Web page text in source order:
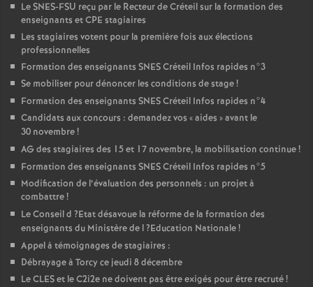
LeSNES-FSU reçu par le Recteur de Créteil sur la formation des
enseignants etCPE stagiaires
Les stagiaires votent pour la première fois aux élections
professionnelles
Formation des enseignants SNESCréteil Infos rapides n°3
Se mobiliser pour dénoncer les conditions de stage!
Formation des enseignants SNESCréteil Infos rapides n°4
Candidats aux concours : demandez vos «aides » avant le
30 novembre!
AG des stagiaires des 15 et 17 novembre, la mobilisation continue!
Formation des enseignants SNESCréteil Infos rapides n°5
Modification de l’évaluation des personnels : un projet à
combattre!
Le Conseil d ?Etat désavoue la réforme de la formation des
enseignants du Ministère de l?Education Nationale!
Appel à témoignages de stagiaires :
Débrayage à Torcy ce jeudi 8 décembre
LeCLESet le C2i2e ne doivent pas être exigés pour être recruté!